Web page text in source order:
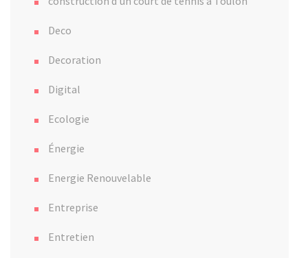
Deco
Decoration
Digital
Ecologie
Énergie
Energie Renouvelable
Entreprise
Entretien